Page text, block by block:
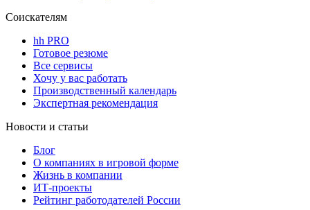
Соискателям
hh PRO
Готовое резюме
Все сервисы
Хочу у вас работать
Производственный календарь
Экспертная рекомендация
Новости и статьи
Блог
О компаниях в игровой форме
Жизнь в компании
ИТ-проекты
Рейтинг работодателей России